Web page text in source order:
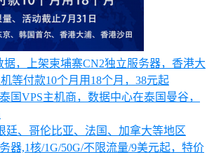
据，上架柬埔寨CN2独立服务器，香港大
等付款10个月用18个月，38元起
国VPS主机商，数据中心在泰国曼谷，
廷、哥伦比亚、法国、加拿大等地区
器,1核/1G/50G/不限流量/9美元起，特价